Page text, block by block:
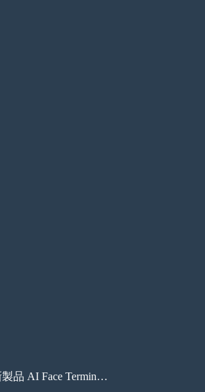
新製品 AI Face Terminal A70